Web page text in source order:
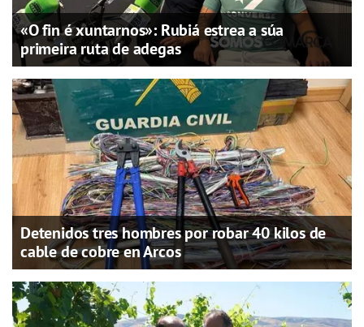
«O fin é xuntarnos»: Rubiá estrea a súa
primeira ruta de adegas
Detenidos tres hombres por robar 40 kilos de
cable de cobre en Arcos